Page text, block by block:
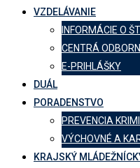
VZDELÁVANIE
INFORMÁCIE O
CENTRÁ
E-PRIHLÁŠKY
DUÁL
PORADENSTVO
PREVENCIA
VÝCHOVNÉ A
KRAJSKÝ